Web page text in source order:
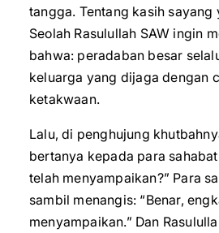
tangga. Tentang kasih sayang
Seolah Rasulullah SAW ingin
bahwa: peradaban besar
keluarga yang dijaga dengan
ketakwaan.
Lalu, di penghujung
bertanya kepada para
telah menyampaikan?” Para
sambil menangis: “Benar,
menyampaikan.” Dan